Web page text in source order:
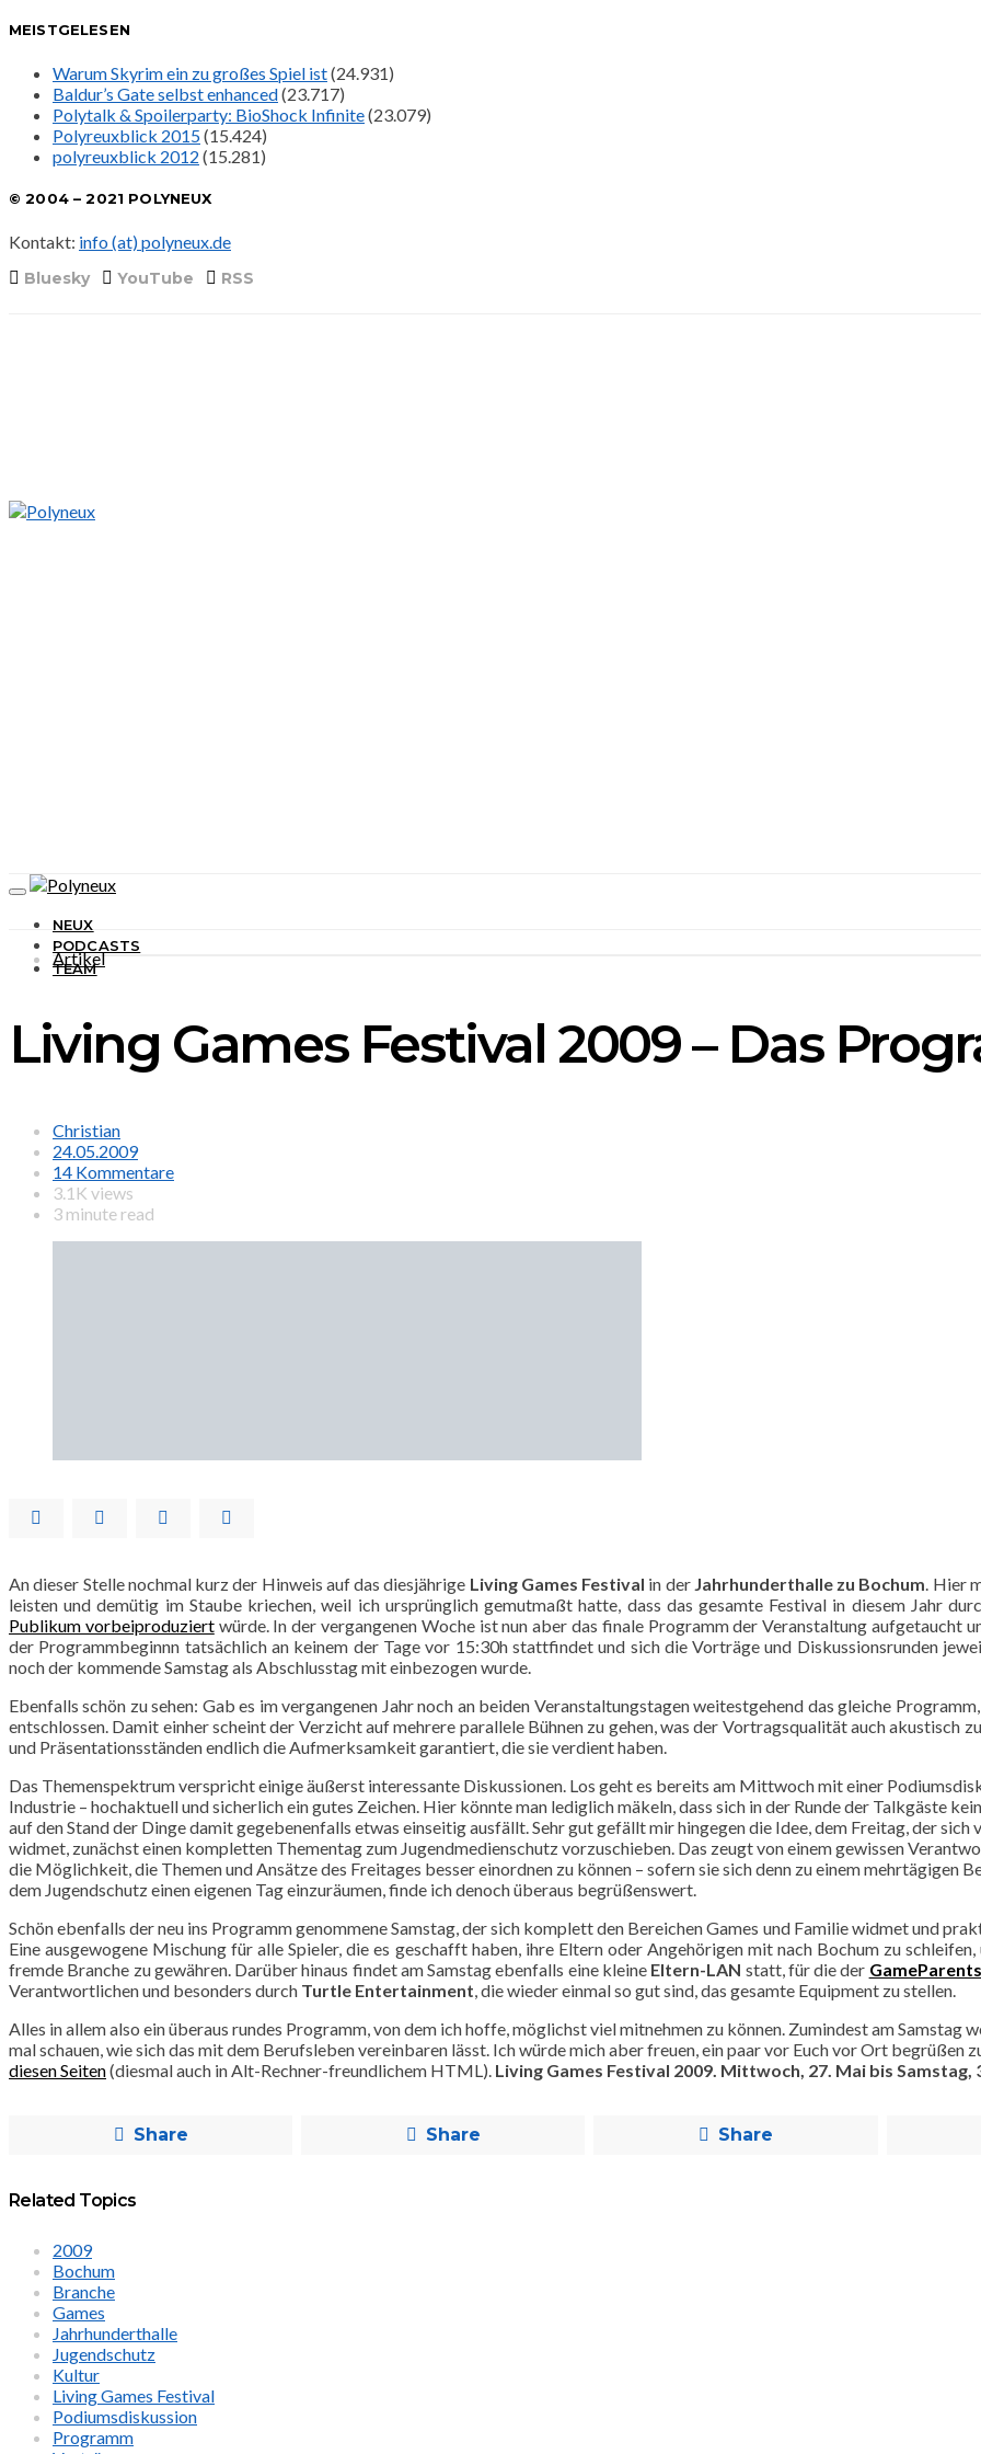
MEISTGELESEN
Warum Skyrim ein zu großes Spiel ist(24.931)
Baldur’s Gate selbst enhanced(23.717)
Polytalk & Spoilerparty: BioShock Infinite(23.079)
Polyreuxblick 2015(15.424)
polyreuxblick 2012 (15.281)
© 2004 – 2021 POLYNEUX
Kontakt: info (at) polyneux.de
Bluesky YouTube RSS
NEUX
PODCASTS
TEAM
Artikel
Living Games Festival 2009 – Das
Christian
24.05.2009
14 Kommentare
3.1K views
3 minute read
An dieser Stelle nochmal kurz der Hinweis auf das diesjährige Living Games Festival in der Jahrhunderthalle zu Bochum . Hier
leisten und demütig im Staube kriechen, weil ich ursprünglich gemutmaßt hatte, dass das gesamte Festival in diesem Jahr
Publikum vorbeiproduziertwürde. In der vergangenen Woche ist nun aber das finale Programm der Veranstaltung aufgetaucht
der Programmbeginnn tatsächlich an keinem der Tage vor 15:30h stattfindet und sich die Vorträge und Diskussionsrunden
noch der kommende Samstag als Abschlusstag mit einbezogen wurde.
Ebenfalls schön zu sehen: Gab es im vergangenen Jahr noch an beiden Veranstaltungstagen weitestgehend das gleiche
entschlossen. Damit einher scheint der Verzicht auf mehrere parallele Bühnen zu gehen, was der Vortragsqualität auch akustisch
und Präsentationsständen endlich die Aufmerksamkeit garantiert, die sie verdient haben.
Das Themenspektrum verspricht einige äußerst interessante Diskussionen. Los geht es bereits am Mittwoch mit einer
Industrie – hochaktuell und sicherlich ein gutes Zeichen. Hier könnte man lediglich mäkeln, dass sich in der Runde der Talkgäste
auf den Stand der Dinge damit gegebenenfalls etwas einseitig ausfällt. Sehr gut gefällt mir hingegen die Idee, dem Freitag, der
widmet, zunächst einen kompletten Thementag zum Jugendmedienschutz vorzuschieben. Das zeugt von einem gewissen
die Möglichkeit, die Themen und Ansätze des Freitages besser einordnen zu können – sofern sie sich denn zu einem mehrtägigen
dem Jugendschutz einen eigenen Tag einzuräumen, finde ich denoch überaus begrüßenswert.
Schön ebenfalls der neu ins Programm genommene Samstag, der sich komplett den Bereichen Games und Familie widmet und
Eine ausgewogene Mischung für alle Spieler, die es geschafft haben, ihre Eltern oder Angehörigen mit nach Bochum zu
fremde Branche zu gewähren. Darüber hinaus findet am Samstag ebenfalls eine kleine Eltern-LAN statt, für die der
Verantwortlichen und besonders durch Turtle Entertainment , die wieder einmal so gut sind, das gesamte Equipment zu stellen.
Alles in allem also ein überaus rundes Programm, von dem ich hoffe, möglichst viel mitnehmen zu können. Zumindest am Samstag
mal schauen, wie sich das mit dem Berufsleben vereinbaren lässt. Ich würde mich aber freuen, ein paar vor Euch vor Ort
diesen Seiten(diesmal auch in Alt-Rechner-freundlichem HTML). Living Games Festival 2009. Mittwoch, 27. Mai bis Samstag,
Share Share Share
Related Topics
2009
Bochum
Branche
Games
Jahrhunderthalle
Jugendschutz
Kultur
Living Games Festival
Podiumsdiskussion
Programm